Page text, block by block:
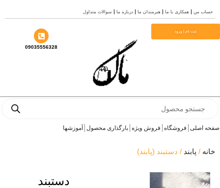
من همکاری با ما هنرمندان ما درباره ما سوالات متداول
ثبت نام | ورود
09035556328
فروشگاه فروش ویژه بارگذاری محصول آموزشها
/پابند/ دستبند (پابند)
دستبند